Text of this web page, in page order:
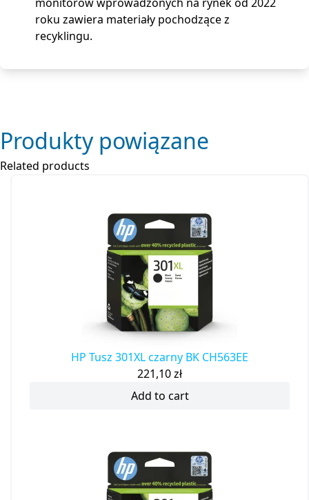
roku zawiera materiały pochodzące z
recyklingu.
Produkty powiązane
Related products
HP Tusz 301XL czarny BK CH563EE
221,10zł
Add to cart